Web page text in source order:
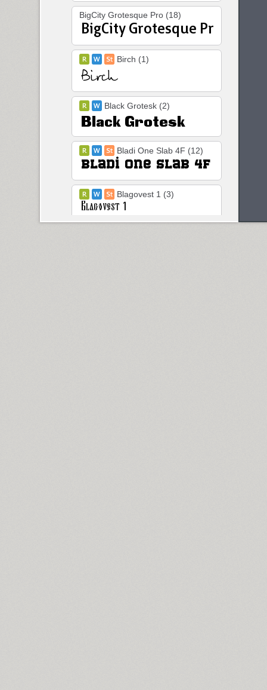
BigCity Grotesque Pro (18)
Birch (1)
Black Grotesk (2)
Bladi One Slab 4F (12)
Blagovest 1 (3)